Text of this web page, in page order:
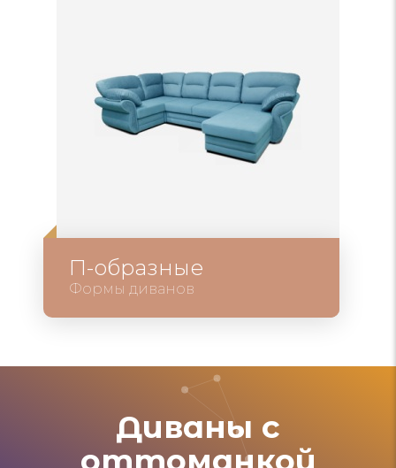
П-образные
Формы диванов
Диваны с
оттоманкой